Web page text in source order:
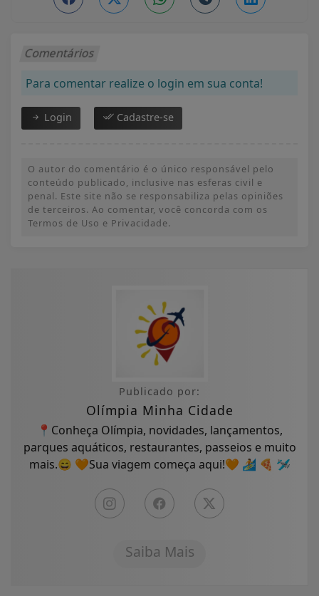
Comentários
Para comentar realize o login em sua conta!
Login Cadastre-se
O autor do comentário é o único responsável pelo
conteúdo publicado, inclusive nas esferas civil e
penal. Este site não se responsabiliza pelas opiniões
de terceiros. Ao comentar, você concorda com os
Termos de Uso e Privacidade.
Publicado por:
Olímpia Minha Cidade
📍Conheça Olímpia, novidades, lançamentos,
parques aquáticos, restaurantes, passeios e muito
mais.😄 🧡Sua viagem começa aqui!🧡 🏄 🍕 🛩
Saiba Mais